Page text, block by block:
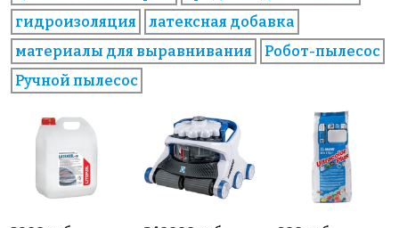
гидроизоляция
латексная добавка
материалы для выравнивания
Робот-пылесос
Ручной пылесос